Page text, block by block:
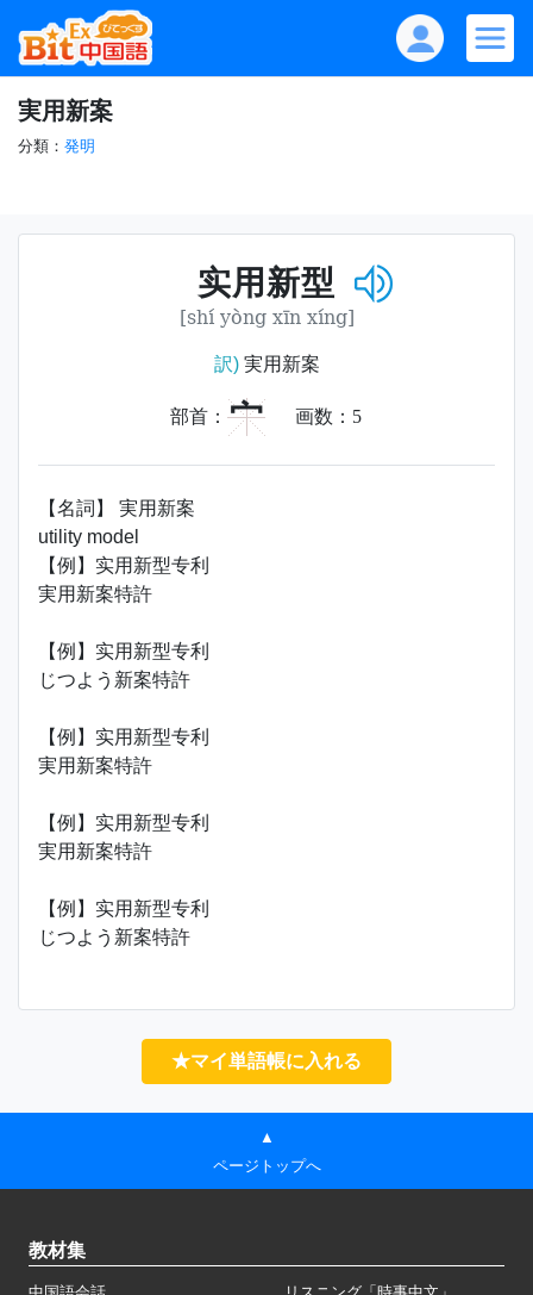
実用新案
分類： 発明
实用新型
[shí yòng xīn xíng]
訳)実用新案
部首： 宀 画数： 5
【名詞】 実用新案
utility model
【例】实用新型专利
実用新案特許
【例】实用新型专利
じつよう新案特許
【例】实用新型专利
実用新案特許
【例】实用新型专利
実用新案特許
【例】实用新型专利
じつよう新案特許
★マイ単語帳に入れる
▲
ページトップへ
教材集